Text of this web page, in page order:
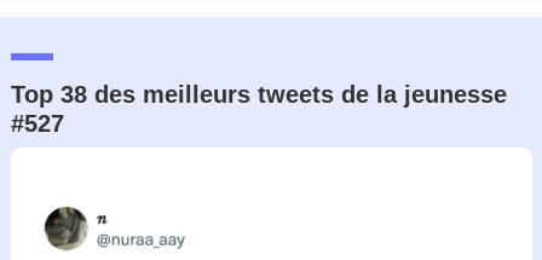
Top 38 des meilleurs tweets de la jeunesse
#527